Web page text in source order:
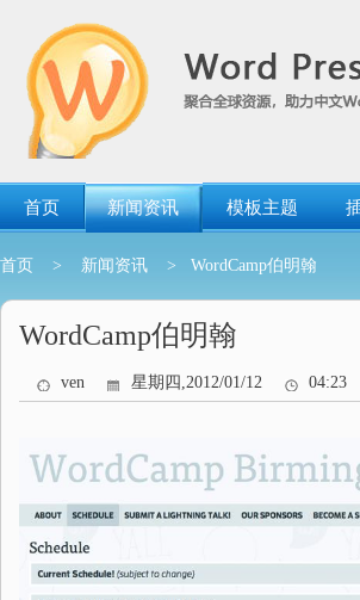
首页 新闻资讯 模板主题
首页 > 新闻资讯 > WordCamp伯明翰
WordCamp伯明翰
ven 星期四,2012/01/12 04:23